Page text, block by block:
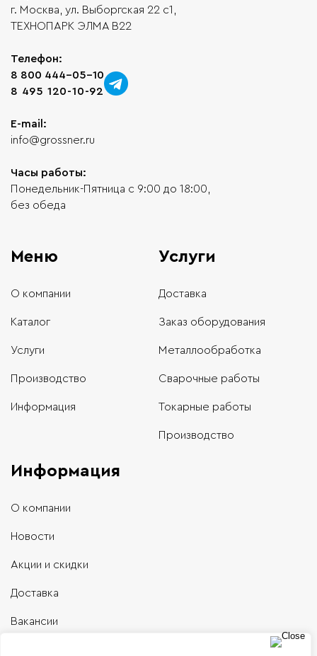
г. Москва, ул. Выборгская 22 с1,
ТЕХНОПАРК ЭЛМА В22
Телефон:
8 800 444-05-10
8 495 120-10-92
E-mail:
info@grossner.ru
Часы работы:
Понедельник-Пятница с 9:00 до 18:00,
без обеда
Меню
О компании
Каталог
Услуги
Производство
Информация
Услуги
Доставка
Заказ оборудования
Металлообработка
Сварочные работы
Токарные работы
Производство
Информация
О компании
Новости
Акции и скидки
Доставка
Вакансии